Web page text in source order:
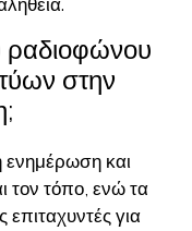
ραδιοφώνου
στην
και
τον τόπο, ενώ τα
επιταχυντές για